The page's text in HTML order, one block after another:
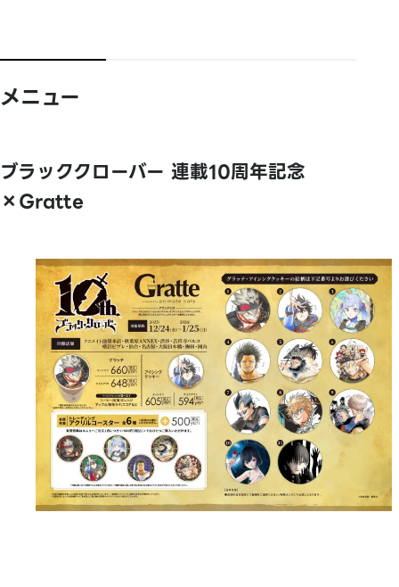
メニュー
ブラッククローバー 連載10周年記念
×Gratte